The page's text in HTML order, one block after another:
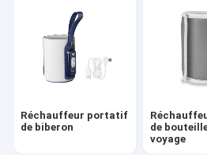
Une cuillère et une fourchette
Une sucette de nuit et de jour
Réchauffeur portatif
de biberon
de
voyage